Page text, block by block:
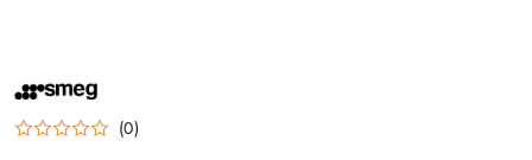
NAZWA
PRODUCENTA:
SMEG (0)